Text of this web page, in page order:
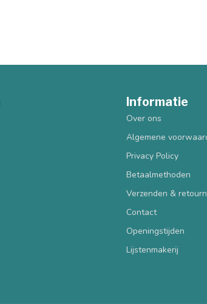
Informatie
Over ons
Algemene
Privacy Policy
Betaalmethoden
Verzenden &
Contact
Openingstijden
Lijstenmakerij